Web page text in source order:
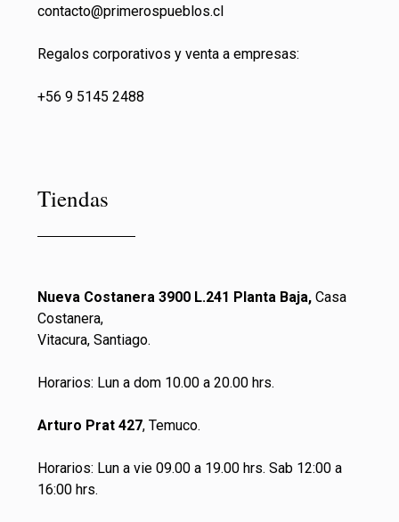
contacto@primerospueblos.cl
Regalos corporativos y venta a empresas:
+56 9 5145 2488
Tiendas
Nueva Costanera 3900 L.241 Planta Baja, Casa
Costanera,
Vitacura, Santiago.
Horarios: Lun a dom 10.00 a 20.00 hrs.
Arturo Prat 427, Temuco.
Horarios: Lun a vie 09.00 a 19.00 hrs. Sab 12:00 a
16:00 hrs.